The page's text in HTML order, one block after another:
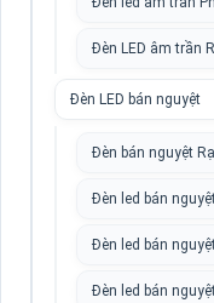
Đèn LED âm trần
Đèn LED bán nguyệt
Đèn bán nguyệt
Đèn led bán
Đèn led bán
Đèn led bán